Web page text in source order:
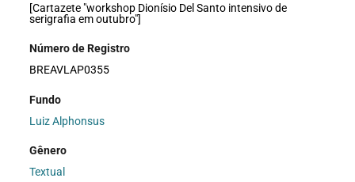
[Cartazete "workshop Dionísio Del Santo intensivo de
serigrafia em outubro"]
Número de Registro
BREAVLAP0355
Fundo
Luiz Alphonsus
Gênero
Textual